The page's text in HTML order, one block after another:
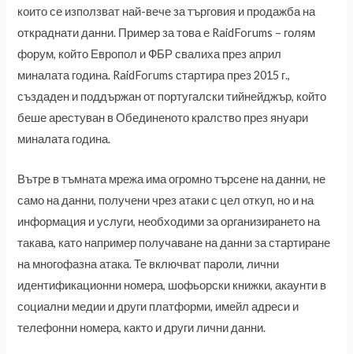
които се използват най-вече за търговия и продажба на
откраднати данни. Пример за това е RaidForums – голям
форум, който Европол и ФБР свалиха през април
миналата година. RaidForums стартира през 2015 г.,
създаден и поддържан от португалски тийнейджър, който
беше арестуван в Обединеното кралство през януари
миналата година.
Вътре в тъмната мрежа има огромно търсене на данни, не
само на данни, получени чрез атаки с цел откуп, но и на
информация и услуги, необходими за организирането на
такава, като например получаване на данни за стартиране
на многофазна атака. Те включват пароли, лични
идентификационни номера, шофьорски книжки, акаунти в
социални медии и други платформи, имейл адреси и
телефонни номера, както и други лични данни.